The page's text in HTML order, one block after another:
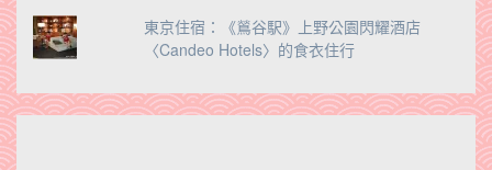
東京住宿：《鶑谷駅》上野公園閃耀酒店
〈Candeo Hotels〉的食衣住行